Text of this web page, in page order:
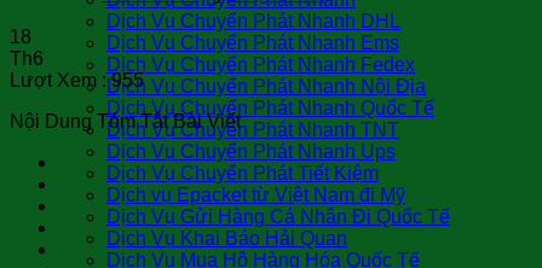
Dịch Vụ Chuyển Phát Nhanh DHL
Dịch Vụ Chuyển Phát Nhanh Ems
Dịch Vụ Chuyển Phát Nhanh Fedex
Dịch Vụ Chuyển Phát Nhanh Nội Địa
Dịch Vụ Chuyển Phát Nhanh Quốc Tế
Dịch Vụ Chuyển Phát Nhanh TNT
Dịch Vụ Chuyển Phát Nhanh Ups
Dịch Vụ Chuyển Phát Tiết Kiệm
Dịch vụ Epacket từ Việt Nam đi Mỹ
Dịch Vụ Gửi Hàng Cá Nhân Đi Quốc Tế
Dịch Vụ Khai Báo Hải Quan
Dịch Vụ Mua Hộ Hàng Hóa Quốc Tế
18
Th6
Lượt Xem : 955
Nội Dung Tóm Tắt Bài Viết